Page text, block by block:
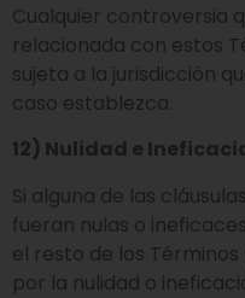
Cualquier controversia
relacionada con estos
sujeta a la jurisdicción
caso establezca.
12) Nulidad e
Si alguna de las
fueran nulas o
el resto de los
por la nulidad o